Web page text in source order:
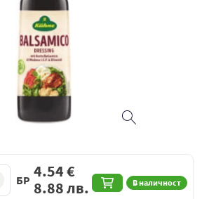
БР В наличност
4.54€
8.88лв.